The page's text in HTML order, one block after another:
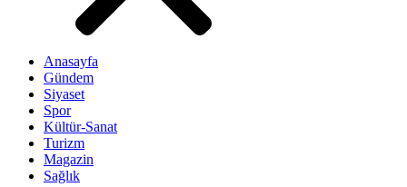
Anasayfa
Gündem
Siyaset
Spor
Kültür-Sanat
Turizm
Magazin
Sağlık